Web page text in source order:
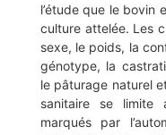
l’étude que le bovin
culture attelée. Les
sexe, le poids, la
génotype, la
le pâturage naturel
sanitaire se limite
marqués par